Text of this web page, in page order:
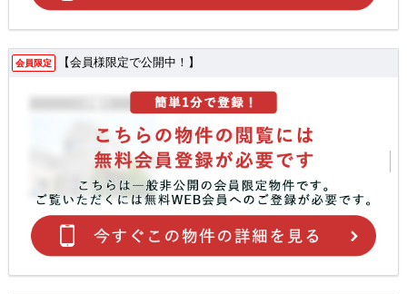
会員限定 【会員様限定で公開中！】